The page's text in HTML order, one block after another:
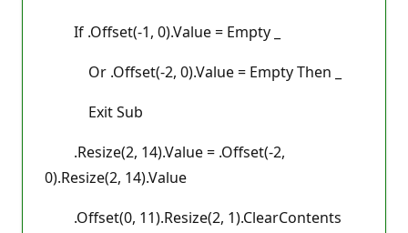
If .Offset(-1, 0).Value = Empty _
Or .Offset(-2, 0).Value = Empty Then _
Exit Sub
.Resize(2, 14).Value = .Offset(-2,
0).Resize(2, 14).Value
.Offset(0, 11).Resize(2, 1).ClearContents